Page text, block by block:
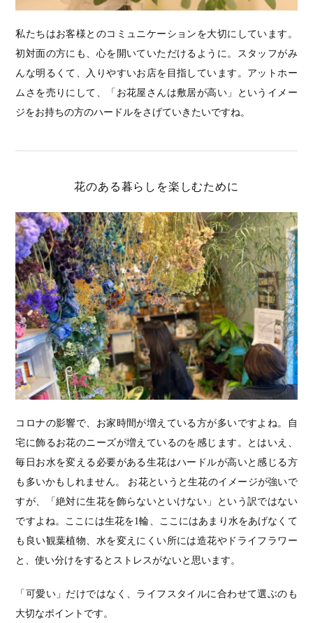
私たちはお客様とのコミュニケーションを大切にしています。
初対面の方にも、心を開いていただけるように。スタッフがみ
んな明るくて、入りやすいお店を目指しています。アットホー
ムさを売りにして、「お花屋さんは敷居が高い」というイメー
ジをお持ちの方のハードルをさげていきたいですね。
花のある暮らしを楽しむために
コロナの影響で、お家時間が増えている方が多いですよね。自
宅に飾るお花のニーズが増えているのを感じます。とはいえ、
毎日お水を変える必要がある生花はハードルが高いと感じる方
も多いかもしれません。 お花というと生花のイメージが強いで
すが、「絶対に生花を飾らないといけない」という訳ではない
ですよね。ここには生花を1輪、ここにはあまり水をあげなくて
も良い観葉植物、水を変えにくい所には造花やドライフラワー
と、使い分けをするとストレスがないと思います。
「可愛い」だけではなく、ライフスタイルに合わせて選ぶのも
大切なポイントです。